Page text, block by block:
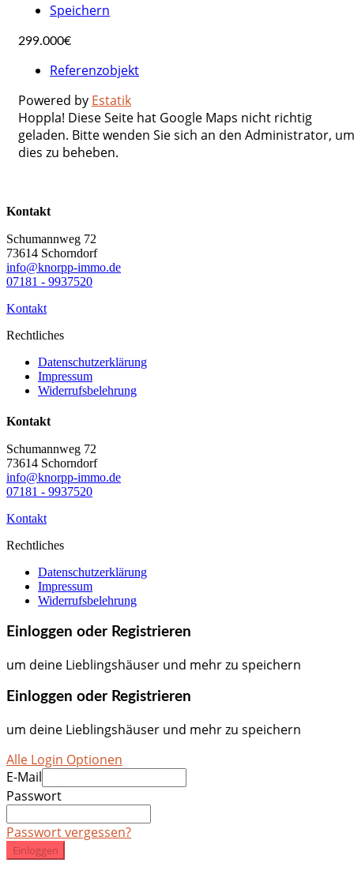
Speichern
299.000€
Referenzobjekt
Powered by Estatik
Hoppla! Diese Seite hat Google Maps nicht richtig
geladen. Bitte wenden Sie sich an den Administrator, um
dies zu beheben.
Kontakt
Schumannweg 72
73614 Schorndorf
info@knorpp-immo.de
07181 - 9937520
Kontakt
Rechtliches
Datenschutzerklärung
Impressum
Widerrufsbelehrung
Kontakt
Schumannweg 72
73614 Schorndorf
info@knorpp-immo.de
07181 - 9937520
Kontakt
Rechtliches
Datenschutzerklärung
Impressum
Widerrufsbelehrung
Einloggen oder Registrieren
um deine Lieblingshäuser und mehr zu speichern
Einloggen oder Registrieren
um deine Lieblingshäuser und mehr zu speichern
Alle Login Optionen
E-Mail
Passwort
Passwort vergessen?
Einloggen